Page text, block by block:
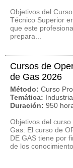
Objetivos del
Técnico Superior
que este
prepara...
Cursos de
de Gas 2026
Método: Curso
Temática:
Duración: 950
Objetivos del
Gas: El curso de
DE GAS tiene por
de los